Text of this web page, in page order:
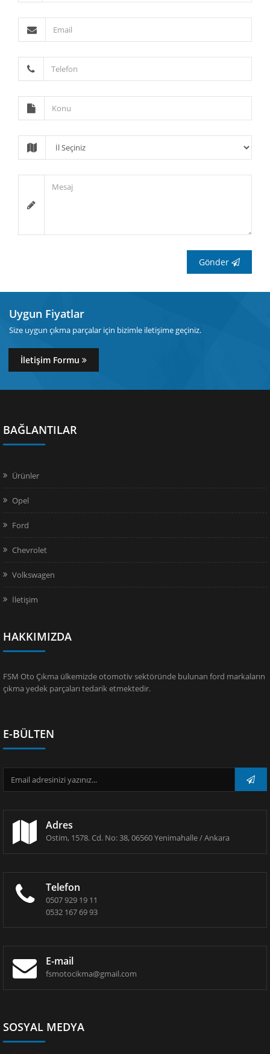
Gönder
Uygun Fiyatlar
Size uygun çıkma parçalar için bizimle iletişime geçiniz.
İletişim Formu
BAĞLANTILAR
Ürünler
Opel
Ford
Chevrolet
Volkswagen
İletişim
HAKKIMIZDA
FSM Oto Çıkma ülkemizde otomotiv sektöründe bulunan ford markaların
çıkma yedek parçaları tedarik etmektedir.
E-BÜLTEN
Adres
Ostim, 1578. Cd. No: 38, 06560 Yenimahalle / Ankara
Telefon
0507 929 19 11
0532 167 69 93
E-mail
fsmotocikma@gmail.com
SOSYAL MEDYA